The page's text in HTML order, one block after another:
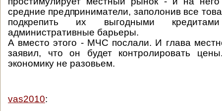
средние предприниматели, заполонив все
подкрепить их выгодными
административные барьеры.
А вместо этого - МЧС послали. И глава
заявил, что он будет контролировать
экономику не разовьем.
vas2010: